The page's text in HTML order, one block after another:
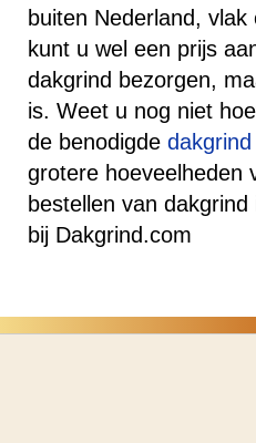
buiten Nederland,
kunt u wel een prijs
dakgrind bezorgen,
is. Weet u nog niet
de benodigde
grotere hoeveelheden
bestellen van
bij Dakgrind.com